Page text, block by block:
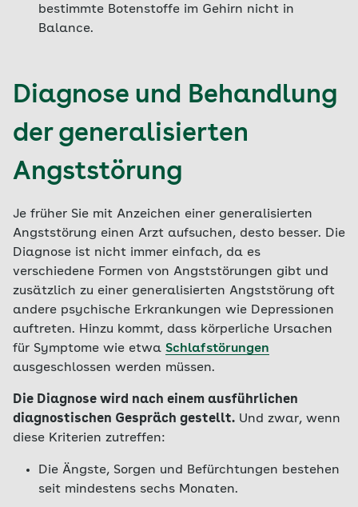
bestimmte Botenstoffe im Gehirn nicht in
Balance.
Diagnose und Behandlung
der generalisierten
Angststörung
Je früher Sie mit Anzeichen einer generalisierten
Angststörung einen Arzt aufsuchen, desto besser. Die
Diagnose ist nicht immer einfach, da es
verschiedene Formen von Angststörungen gibt und
zusätzlich zu einer generalisierten Angststörung oft
andere psychische Erkrankungen wie Depressionen
auftreten. Hinzu kommt, dass körperliche Ursachen
für Symptome wie etwa Schlafstörungen
ausgeschlossen werden müssen.
Die Diagnose wird nach einem ausführlichen
diagnostischen Gespräch gestellt. Und zwar, wenn
diese Kriterien zutreffen:
Die Ängste, Sorgen und Befürchtungen bestehen
seit mindestens sechs Monaten.